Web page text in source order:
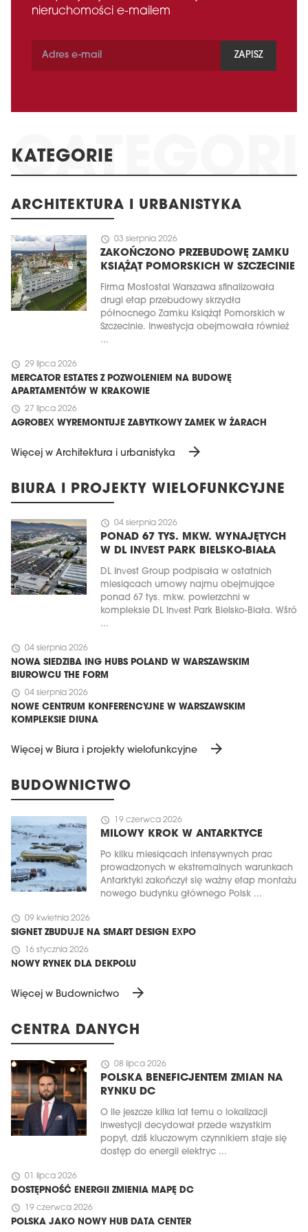
nieruchomości e-mailem
ZAPISZ
KATEGORIE
ARCHITEKTURA I URBANISTYKA
schedule 03 sierpnia 2026
ZAKOŃCZONO PRZEBUDOWĘ ZAMKU
KSIĄŻĄT POMORSKICH W SZCZECINIE
Firma Mostostal Warszawa sfinalizowała
drugi etap przebudowy skrzydła
północnego Zamku Książąt Pomorskich w
Szczecinie. Inwestycja obejmowała również
...
schedule 29 lipca 2026
MERCATOR ESTATES Z POZWOLENIEM NA BUDOWĘ
APARTAMENTÓW W KRAKOWIE
schedule 27 lipca 2026
AGROBEX WYREMONTUJE ZABYTKOWY ZAMEK W ŻARACH
Więcej w Architektura i urbanistyka arrow_forward
BIURA I PROJEKTY WIELOFUNKCYJNE
schedule 04 sierpnia 2026
PONAD 67 TYS. MKW. WYNAJĘTYCH
W DL INVEST PARK BIELSKO-BIAŁA
DL Invest Group podpisała w ostatnich
miesiącach umowy najmu obejmujące
ponad 67 tys. mkw. powierzchni w
kompleksie DL Invest Park Bielsko-Biała. Wśró
...
schedule 04 sierpnia 2026
NOWA SIEDZIBA ING HUBS POLAND W WARSZAWSKIM
BIUROWCU THE FORM
schedule 04 sierpnia 2026
NOWE CENTRUM KONFERENCYJNE W WARSZAWSKIM
KOMPLEKSIE DIUNA
Więcej w Biura i projekty wielofunkcyjne arrow_forward
BUDOWNICTWO
schedule 19 czerwca 2026
MILOWY KROK W ANTARKTYCE
Po kilku miesiącach intensywnych prac
prowadzonych w ekstremalnych warunkach
Antarktyki zakończył się ważny etap montażu
nowego budynku głównego Polsk ...
schedule 09 kwietnia 2026
SIGNET ZBUDUJE NA SMART DESIGN EXPO
schedule 16 stycznia 2026
NOWY RYNEK DLA DEKPOLU
Więcej w Budownictwo arrow_forward
CENTRA DANYCH
schedule 08 lipca 2026
POLSKA BENEFICJENTEM ZMIAN NA
RYNKU DC
O ile jeszcze kilka lat temu o lokalizacji
inwestycji decydował przede wszystkim
popyt, dziś kluczowym czynnikiem staje się
dostęp do energii elektryc ...
schedule 01 lipca 2026
DOSTĘPNOŚĆ ENERGII ZMIENIA MAPĘ DC
schedule 19 czerwca 2026
POLSKA JAKO NOWY HUB DATA CENTER